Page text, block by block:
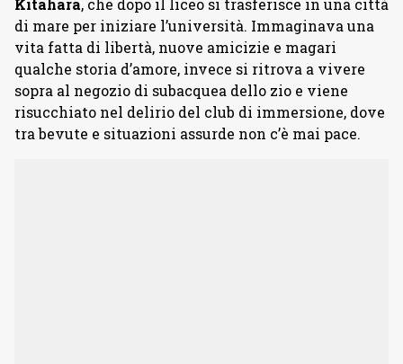
Kitahara, che dopo il liceo si trasferisce in una città
di mare per iniziare l’università. Immaginava una
vita fatta di libertà, nuove amicizie e magari
qualche storia d’amore, invece si ritrova a vivere
sopra al negozio di subacquea dello zio e viene
risucchiato nel delirio del club di immersione, dove
tra bevute e situazioni assurde non c’è mai pace.